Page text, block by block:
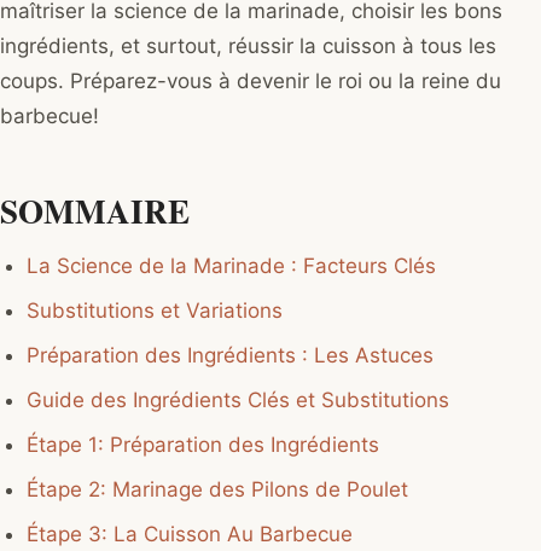
maîtriser la science de la marinade, choisir les bons
ingrédients, et surtout, réussir la cuisson à tous les
coups. Préparez-vous à devenir le roi ou la reine du
barbecue!
SOMMAIRE
La Science de la Marinade : Facteurs Clés
Substitutions et Variations
Préparation des Ingrédients : Les Astuces
Guide des Ingrédients Clés et Substitutions
Étape 1: Préparation des Ingrédients
Étape 2: Marinage des Pilons de Poulet
Étape 3: La Cuisson Au Barbecue